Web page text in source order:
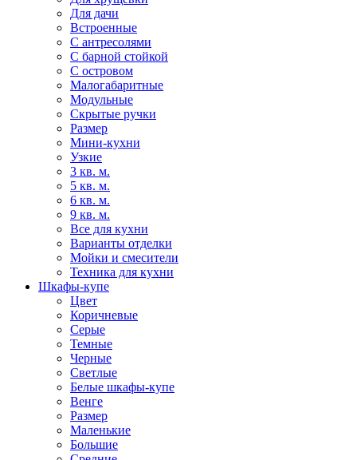
Для дачи
Встроенные
С антресолями
С барной стойкой
С островом
Малогабаритные
Модульные
Скрытые ручки
Размер
Мини-кухни
Узкие
3 кв. м.
5 кв. м.
6 кв. м.
9 кв. м.
Все для кухни
Варианты отделки
Мойки и смесители
Техника для кухни
Шкафы-купе
Цвет
Коричневые
Серые
Темные
Черные
Светлые
Белые шкафы-купе
Венге
Размер
Маленькие
Большие